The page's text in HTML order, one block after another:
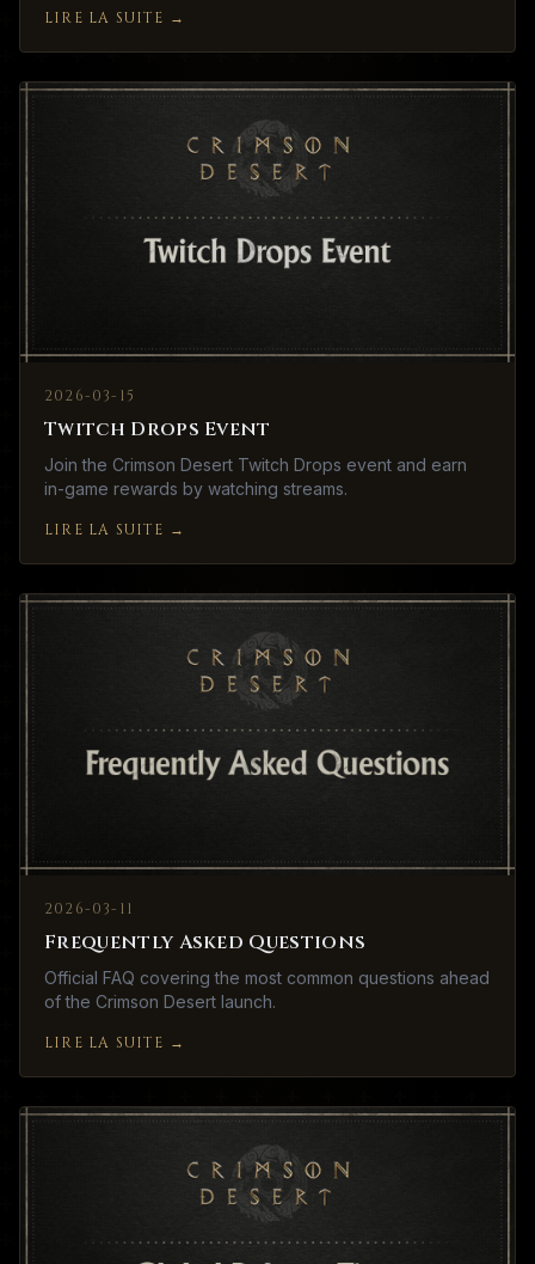
LIRE LA SUITE →
2026-03-15
Twitch Drops Event
Join the Crimson Desert Twitch Drops event and earn
in-game rewards by watching streams.
LIRE LA SUITE →
2026-03-11
Frequently Asked Questions
Official FAQ covering the most common questions ahead
of the Crimson Desert launch.
LIRE LA SUITE →